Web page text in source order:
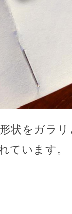
状をガラ
ています。